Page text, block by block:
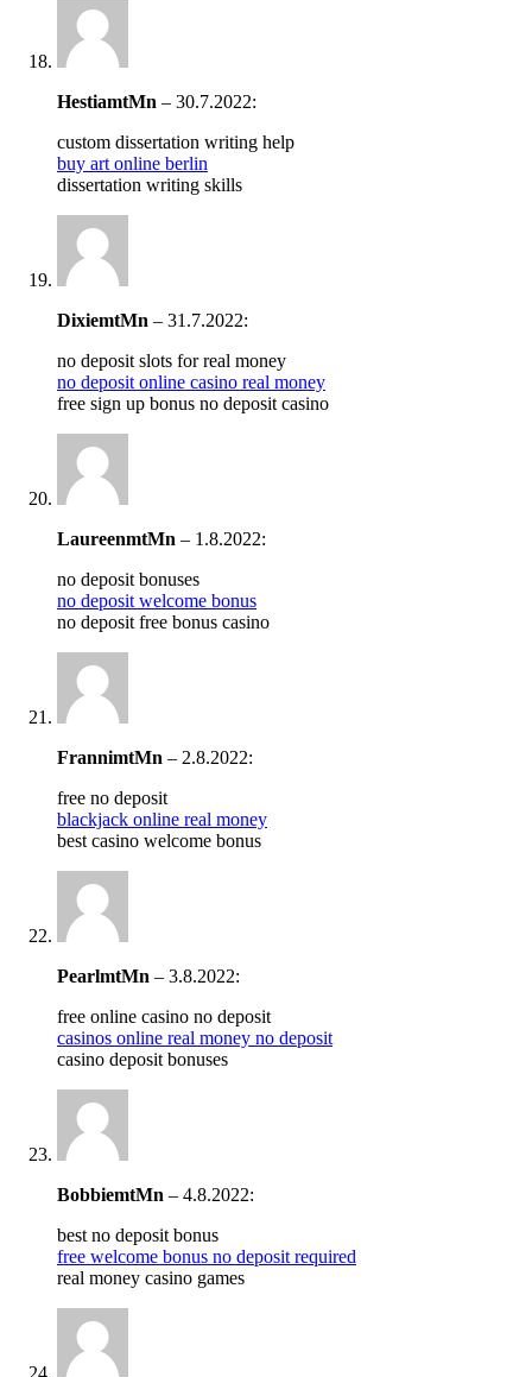
HestiamtMn – 30.7.2022:
custom dissertation writing help
buy art online berlin
dissertation writing skills
DixiemtMn – 31.7.2022:
no deposit slots for real money
no deposit online casino real money
free sign up bonus no deposit casino
LaureenmtMn – 1.8.2022:
no deposit bonuses
no deposit welcome bonus
no deposit free bonus casino
FrannimtMn – 2.8.2022:
free no deposit
blackjack online real money
best casino welcome bonus
PearlmtMn – 3.8.2022:
free online casino no deposit
casinos online real money no deposit
casino deposit bonuses
BobbiemtMn – 4.8.2022:
best no deposit bonus
free welcome bonus no deposit required
real money casino games